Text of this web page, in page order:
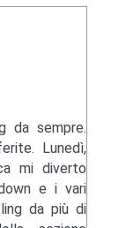
da sempre.
Lunedì,
mi diverto
e i vari
da più di